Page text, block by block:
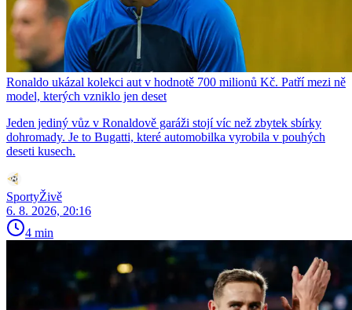
Ronaldo ukázal kolekci aut v hodnotě 700 milionů Kč. Patří mezi ně
model, kterých vzniklo jen deset
Jeden jediný vůz v Ronaldově garáži stojí víc než zbytek sbírky
dohromady. Je to Bugatti, které automobilka vyrobila v pouhých
deseti kusech.
SportyŽivě
6. 8. 2026, 20:16
4 min